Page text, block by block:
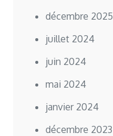
décembre 2025
juillet 2024
juin 2024
mai 2024
janvier 2024
décembre 2023